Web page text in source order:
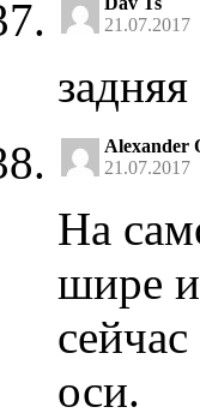
21.07.2017
Alexander
21.07.2017
На
шире и
оси.